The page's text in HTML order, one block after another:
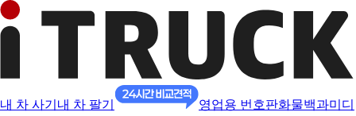
내 차 사기 내 차 팔기 영업용 번호판화물백과미디